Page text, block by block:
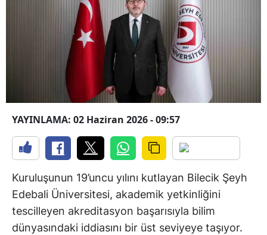
YAYINLAMA: 02 Haziran 2026 - 09:57
Kuruluşunun 19’uncu yılını kutlayan Bilecik Şeyh
Edebali Üniversitesi, akademik yetkinliğini
tescilleyen akreditasyon başarısıyla bilim
dünyasındaki iddiasını bir üst seviyeye taşıyor.